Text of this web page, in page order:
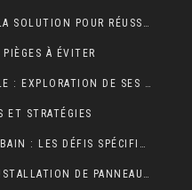
MANAGEMENT DE TRANSITION : LA SOLUTION POUR RÉUSSIR LES TRANSFORMATIONS COMPLEXES EN ENTREPRISE
À ÉVITER
VOYAGE EN POLYNÉSIE EN COUPLE : EXPLORATION DE SES PLUS BELLES ÎLES
ET STRATÉGIES
ABATTAGE D’ARBRE EN MILIEU URBAIN : LES DÉFIS SPÉCIFIQUES
LE RÔLE DU COUVREUR DANS L’INSTALLATION DE PANNEAUX SOLAIRES